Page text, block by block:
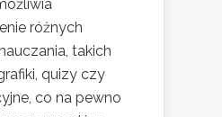
różnych
takich
quizy czy
co na pewno